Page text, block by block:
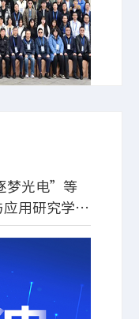
梦光电”等
用研究学术
电”与中国电工
前沿交叉论坛协
诊断技术与应用